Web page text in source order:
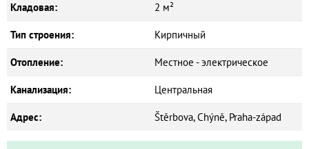
Кладовая: 2 м²
Тип строения: Кирпичный
Отопление: Местное - электрическое
Канализация: Центральная
Адрес: Štěrbova, Chýně, Praha-západ